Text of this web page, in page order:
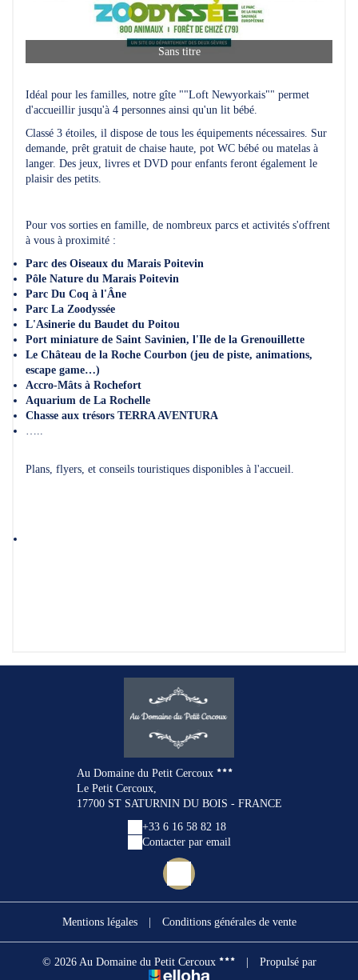
Sans titre
Idéal pour les familles, notre gîte ""Loft Newyorkais"" permet
d'accueillir jusqu'à 4 personnes ainsi qu'un lit bébé.
Classé 3 étoiles, il dispose de tous les équipements nécessaires. Sur
demande, prêt gratuit de chaise haute, pot WC bébé ou matelas à
langer. Des jeux, livres et DVD pour enfants feront également le
plaisir des petits.
Pour vos sorties en famille, de nombreux parcs et activités s'offrent
à vous à proximité :
Parc des Oiseaux du Marais Poitevin
Pôle Nature du Marais Poitevin
Parc Du Coq à l'Âne
Parc La Zoodyssée
L'Asinerie du Baudet du Poitou
Port miniature de Saint Savinien, l'Ile de la Grenouillette
Le Château de la Roche Courbon (jeu de piste, animations,
escape game…)
Accro-Mâts à Rochefort
Aquarium de La Rochelle
Chasse aux trésors TERRA AVENTURA
…..
Plans, flyers, et conseils touristiques disponibles à l'accueil.
Au Domaine du Petit Cercoux
Le Petit Cercoux,
17700 ST SATURNIN DU BOIS - FRANCE
+33 6 16 58 82 18
Contacter par email
Mentions légales Conditions générales de vente
© 2026 Au Domaine du Petit Cercoux Propulsé par